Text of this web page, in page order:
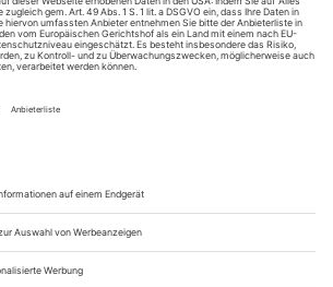
Tanzfarben an einem Abend,
mit Werken von Wayne
Brown, Robert Battle und – natürlich! –
Ailey, dessen afroamerikanischer...